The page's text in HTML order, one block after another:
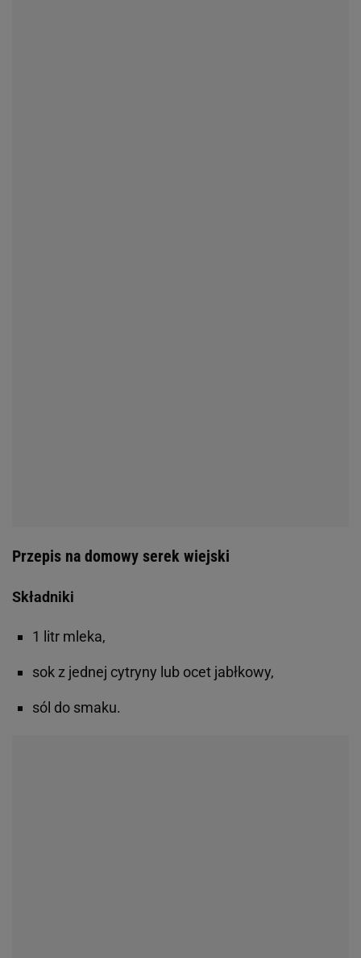
Przepis na domowy serek wiejski
Składniki
1 litr mleka,
sok z jednej cytryny lub ocet jabłkowy,
sól do smaku.